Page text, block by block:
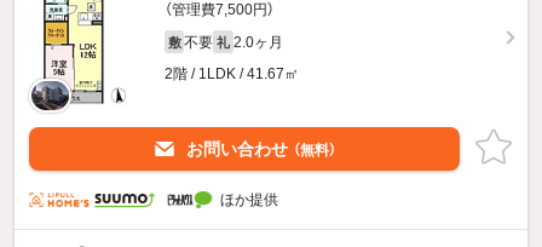
（管理費7,500円）
敷 不要 礼 2.0ヶ月
2階 / 1LDK / 41.67㎡
お問い合わせ （無料）
ほか提供